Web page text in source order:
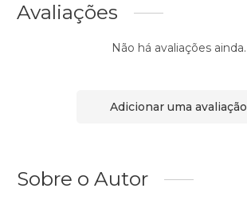
Avaliações
Não há avaliações ainda.
Adicionar uma avaliação
Sobre o Autor